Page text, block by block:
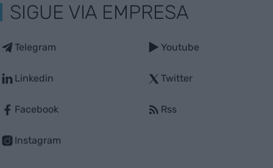
SIGUE VIA EMPRESA
Telegram
Linkedin
Facebook
Instagram
Youtube
Twitter
Rss